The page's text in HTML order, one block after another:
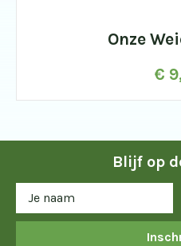
Onze
€
Blijf op